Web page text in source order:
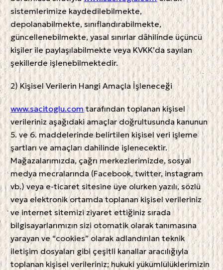
sistemlerimize kaydedilebilmekte,
depolanabilmekte, sınıflandırabilmekte,
güncellenebilmekte, yasal sınırlar dâhilinde üçüncü
kişiler ile paylaşılabilmekte veya KVKK’da sayılan
şekillerde işlenebilmektedir.
2) Kişisel Verilerin Hangi Amaçla İşleneceği
www.sacitoglu.comtarafından toplanan kişisel
verileriniz aşağıdaki amaçlar doğrultusunda kanunun
5. ve 6. maddelerinde belirtilen kişisel veri işleme
şartları ve amaçları dahilinde işlenecektir.
Mağazalarımızda, çağrı merkezlerimizde, sosyal
medya mecralarında (Facebook, twitter, instagram
vb.) veya e-ticaret sitesine üye olurken yazılı, sözlü
veya elektronik ortamda toplanan kişisel verileriniz
ve internet sitemizi ziyaret ettiğiniz sırada
bilgisayarlarımızın sizi otomatik olarak tanımasına
yarayan ve “cookies” olarak adlandırılan teknik
iletişim dosyaları gibi çeşitli kanallar aracılığıyla
toplanan kişisel verileriniz; hukuki yükümlülüklerimizin